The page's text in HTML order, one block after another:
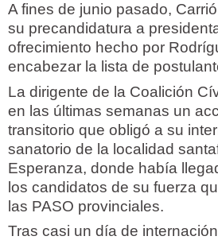
A fines de junio pasado,
su precandidatura a
ofrecimiento hecho por
encabezar la lista de
La dirigente de la Coalición
en las últimas semanas un
transitorio que obligó a su
sanatorio de la localidad
Esperanza, donde había
los candidatos de su fuerza
las PASO provinciales.
Tras casi un día de